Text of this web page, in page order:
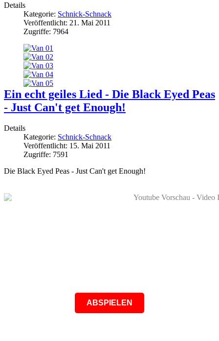
Details
Kategorie: Schnick-Schnack
Veröffentlicht: 21. Mai 2011
Zugriffe: 7964
Ein echt geiles Lied - Die Black Eyed Peas
- Just Can't get Enough!
Details
Kategorie: Schnick-Schnack
Veröffentlicht: 15. Mai 2011
Zugriffe: 7591
Die Black Eyed Peas - Just Can't get Enough!
ABSPIELEN